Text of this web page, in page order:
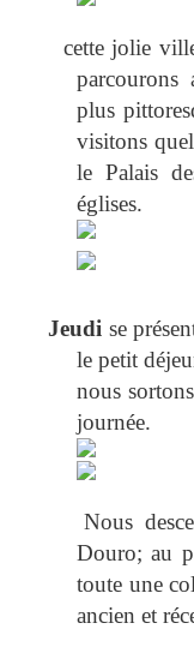
cette jolie
parcourons
plus
visitons
le Palais
églises.
Jeudi se
le petit
nous
journée.
Nous
Douro; au
toute une
ancien et